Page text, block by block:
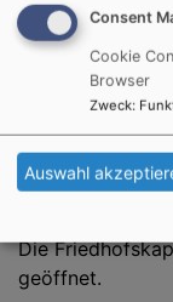
97355
Kleinlangheim
Dekanat
Ansbach-
Die
geöffnet.
Consent
Cookie
Browser
Zweck:
Auswahl